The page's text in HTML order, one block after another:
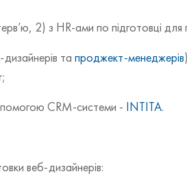
2) з HR-ами по підготовці
та проджект-менеджерів
CRM-системи - INTITA.
веб-дизайнерів: